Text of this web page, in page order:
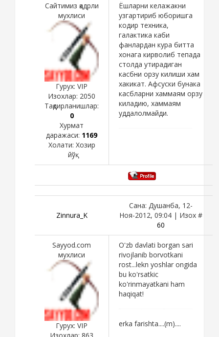
Сайтимиз қадрли
мухлиси
Гурух: VIP
Изохлар: 2050
Тақдирланишлар:
0
Хурмат
даражаси: 1169
Холати: Хозир
йўқ
Ёшларни келажакни
узгартириб юборишга
кодир техника,
галактика каби
фанлардан кура битта
хонага кирволиб тепада
столда утирадиган
касбни орзу килиши хам
хакикат. Афсуски бунака
касбларни хаммаям орзу
киладию, хаммаям
уддалолмайди.
Zinnura_K
Сана: Душанба, 12-
Ноя-2012, 09:04 | Изох #
60
Sayyod.com
мухлиси
Гурух: VIP
Изохлар: 863
O'zb davlati borgan sari
rivojlanib borvotkani
rost...lekn yoshlar ongida
bu ko'rsatkic
ko'rinmayatkani ham
haqiqat!
erka farishta....(m)....